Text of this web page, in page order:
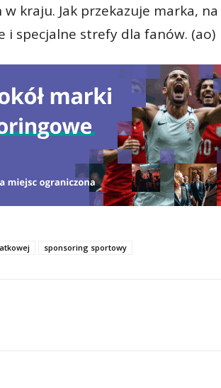
kraju. Jak przekazuje marka, na
i specjalne strefy dla fanów. (ao)
sponsoring sportowy